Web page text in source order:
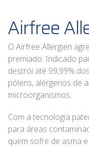
Airfree
O Airfree Allergien
premiado. Indicado
destrói até 99,99%
pólens, alérgenos de
microorganismos.
Com a tecnologia
para áreas
quem sofre de asma